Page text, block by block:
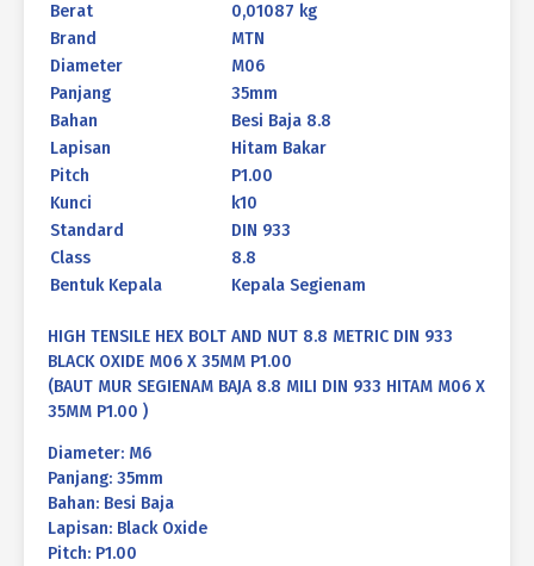
Berat
0,01087 kg
Brand
MTN
Diameter
M06
Panjang
35mm
Bahan
Besi Baja 8.8
Lapisan
Hitam Bakar
Pitch
P1.00
Kunci
k10
Standard
DIN 933
Class
8.8
Bentuk Kepala
Kepala Segienam
HIGH TENSILE HEX BOLT AND NUT 8.8 METRIC DIN 933
BLACK OXIDE M06 X 35MM P1.00
(BAUT MUR SEGIENAM BAJA 8.8 MILI DIN 933 HITAM M06 X
35MM P1.00 )
Diameter: M6
Panjang: 35mm
Bahan: Besi Baja
Lapisan: Black Oxide
Pitch: P1.00